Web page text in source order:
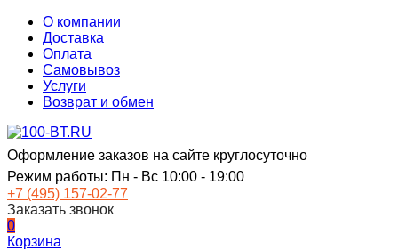
О компании
Доставка
Оплата
Самовывоз
Услуги
Возврат и обмен
Оформление заказов на сайте круглосуточно
Режим работы: Пн - Вс 10:00 - 19:00
+7 (495) 157-02-77
Заказать звонок
0
Корзина